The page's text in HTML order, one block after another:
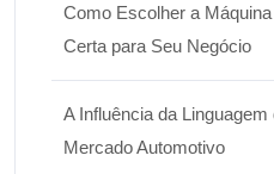
Como Escolher a
Certa para Seu Negócio
A Influência da
Mercado Automotivo